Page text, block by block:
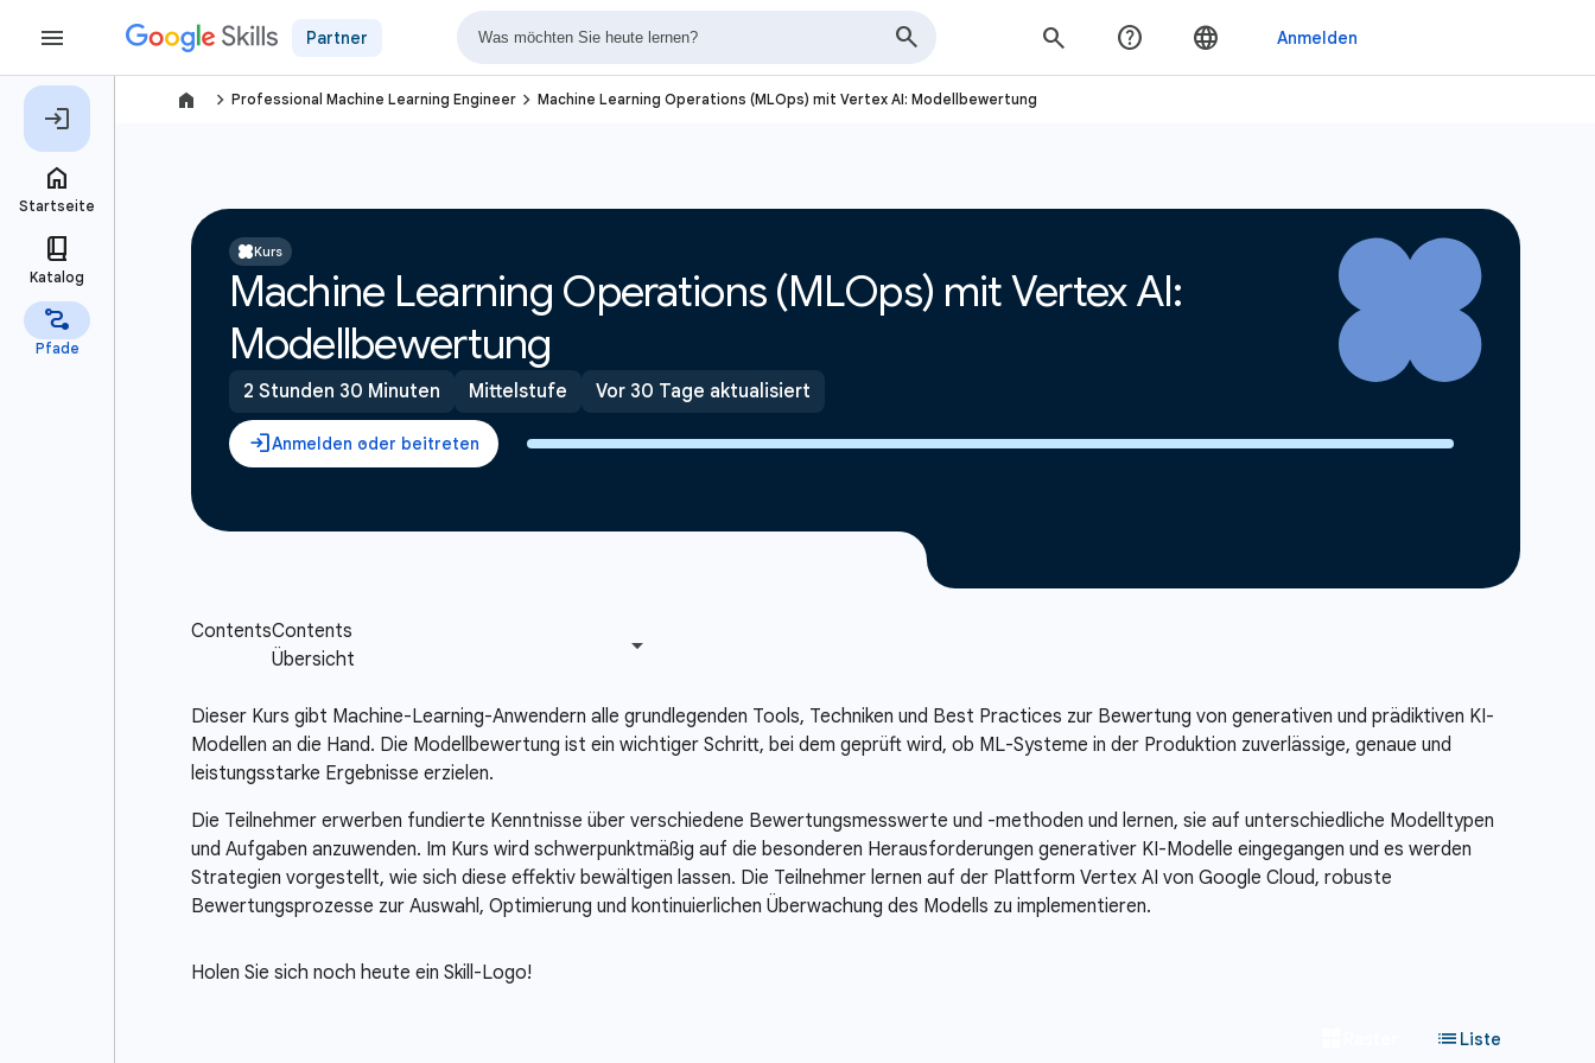
Partner
navigate_next Professional Machine Learning Engineer navigate_next Machine Learning Operations (MLOps) mit Vertex AI: Modellbewertung
Kurs
Machine Learning Operations (MLOps) mit Vertex AI:
Modellbewertung
2 Stunden 30 Minuten Mittelstufe Vor 30 Tage aktualisiert
Dieser Kurs gibt Machine-Learning-Anwendern alle grundlegenden Tools, Techniken und Best Practices zur Bewertung von generativen und prädiktiven KI-
Modellen an die Hand. Die Modellbewertung ist ein wichtiger Schritt, bei dem geprüft wird, ob ML-Systeme in der Produktion zuverlässige, genaue und
leistungsstarke Ergebnisse erzielen.
Die Teilnehmer erwerben fundierte Kenntnisse über verschiedene Bewertungsmesswerte und -methoden und lernen, sie auf unterschiedliche Modelltypen
und Aufgaben anzuwenden. Im Kurs wird schwerpunktmäßig auf die besonderen Herausforderungen generativer KI-Modelle eingegangen und es werden
Strategien vorgestellt, wie sich diese effektiv bewältigen lassen. Die Teilnehmer lernen auf der Plattform Vertex AI von Google Cloud, robuste
Bewertungsprozesse zur Auswahl, Optimierung und kontinuierlichen Überwachung des Modells zu implementieren.
Holen Sie sich noch heute ein Skill-Logo!